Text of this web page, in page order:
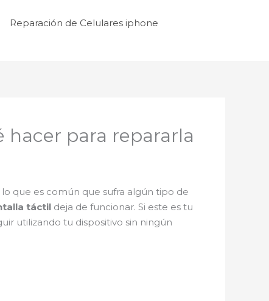
Reparación de Celulares iphone
para repararla
que es común que sufra algún tipo de
táctil deja de funcionar. Si este es tu
utilizando tu dispositivo sin ningún